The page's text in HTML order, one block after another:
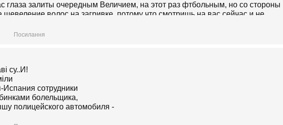
глаза залиты очередным Величием, на этот раз фтбольным, но со стороны
шевеление волос на загривке, потому что смотришь на вас сейчас и не
четырнадцатый год, и страшно становится оттого, что понимаешь -
не видно разницы между вами сейчас, и между теми тогда.
глаза, ровно то же стадное веселье, ровно та же «Пабедаааа!» Ровно те же
отмазки-оправдания.
который у вас вне политики. У вас, в принципе, вообще все вне
война. Вас презирают не за это.
Посилання
су..И!